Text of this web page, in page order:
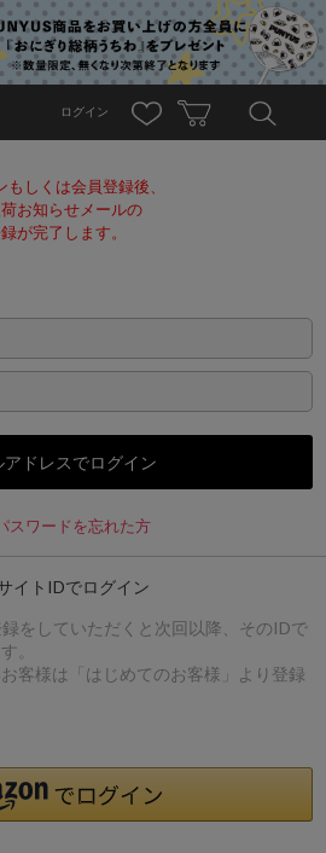
ログイン
もしくは会員登録後、
お知らせメールの
が完了します。
スワードを忘れた方
イトIDでログイン
をしていただくと次回以降、そのIDで
。
客様は「はじめてのお客様」より登録